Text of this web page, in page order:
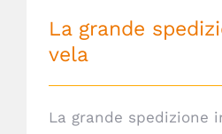
La grande
vela
La grande spedizione